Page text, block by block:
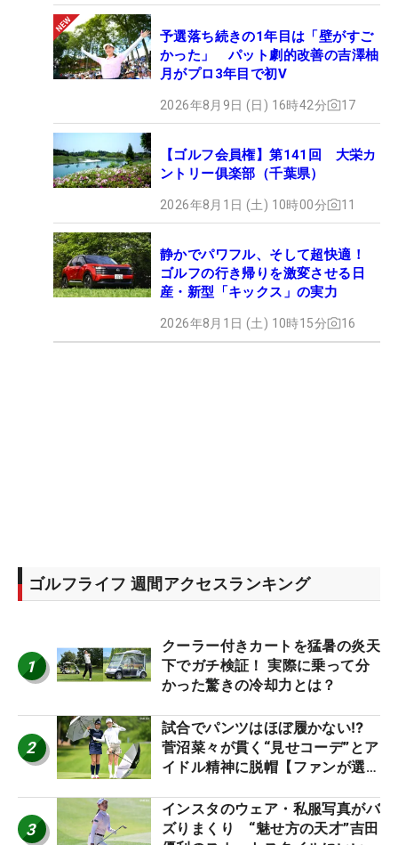
予選落ち続きの1年目は「壁がすご
かった」 パット劇的改善の吉澤柚
月がプロ3年目で初V
2026年8月9日 (日) 16時42分 17
【ゴルフ会員権】第141回 大栄カ
ントリー俱楽部（千葉県）
2026年8月1日 (土) 10時00分 11
静かでパワフル、そして超快適！
ゴルフの行き帰りを激変させる日
産・新型「キックス」の実力
2026年8月1日 (土) 10時15分 16
ゴルフライフ 週間アクセスランキング
1
クーラー付きカートを猛暑の炎天
下でガチ検証！ 実際に乗って分
かった驚きの冷却力とは？
2
試合でパンツはほぼ履かない⁉
菅沼菜々が貫く“見せコーデ”とア
イドル精神に脱帽【ファンが選ぶ
3
インスタのウェア・私服写真がバ
ズりまくり “魅せ方の天才”吉田